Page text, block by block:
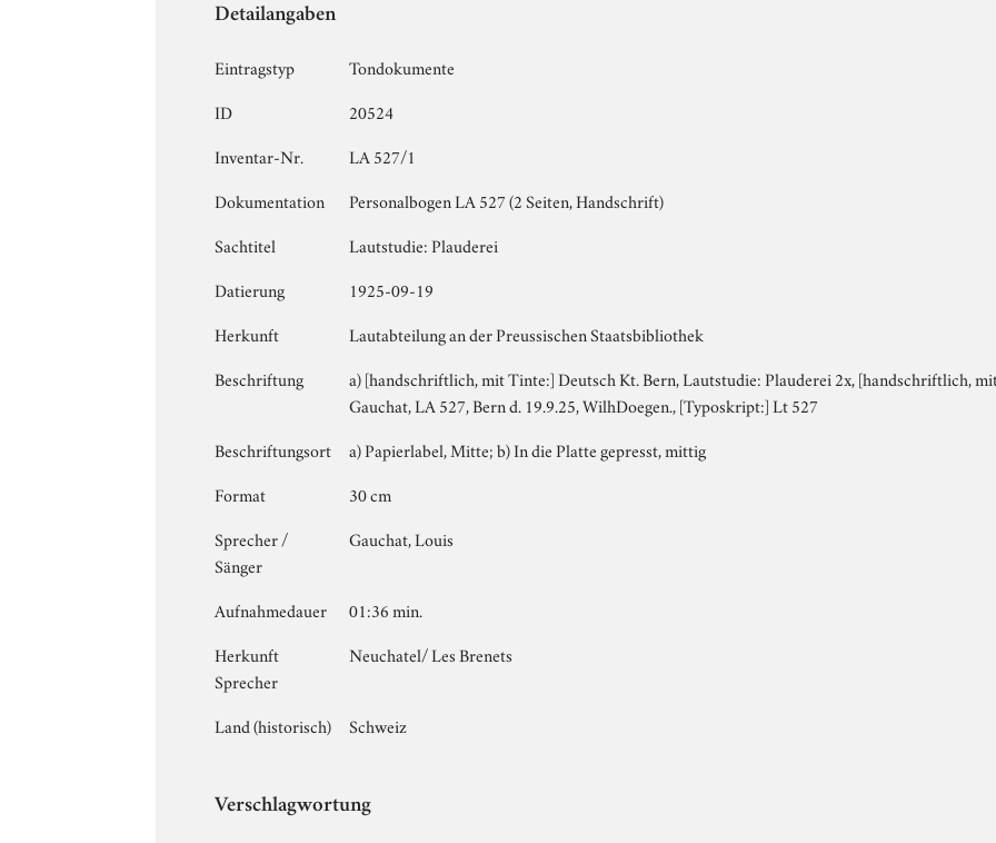
Detailangaben
Eintragstyp
Tondokumente
ID
20524
Inventar-Nr.
LA 527/1
Dokumentation
Personalbogen LA 527 (2 Seiten, Handschrift)
Sachtitel
Lautstudie: Plauderei
Datierung
1925-09-19
Herkunft
Lautabteilung an der Preussischen Staatsbibliothek
Beschriftung
a) [handschriftlich, mit Tinte:] Deutsch Kt. Bern, Lautstudie: Plauderei 2x, [handschriftlich,
Gauchat, LA 527, Bern d. 19.9.25, WilhDoegen., [Typoskript:] Lt 527
Beschriftungsort
a) Papierlabel, Mitte; b) In die Platte gepresst, mittig
Format
30 cm
Sprecher /
Sänger
Gauchat, Louis
Aufnahmedauer
01:36 min.
Herkunft
Sprecher
Neuchatel/ Les Brenets
Land (historisch) Schweiz
Verschlagwortung